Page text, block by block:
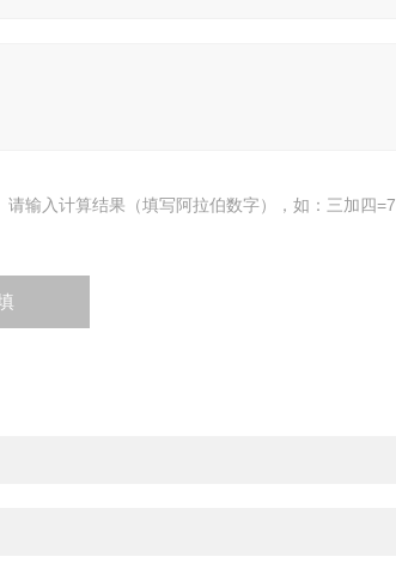
请输入计算结果（填写阿拉伯数字），如：三加四=7